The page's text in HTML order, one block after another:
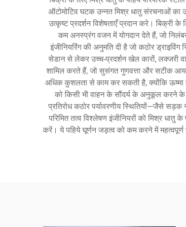
ऑटोमोटिव घटक उन्नत मिश्र धातु संरचनाओं का
उत्कृष्ट प्रदर्शन विशेषताएँ प्रदान करे। बिक्री
कम अनस्प्रंग वजन में योगदान देते हैं, जो
इंजीनियरिंग की अनुमति दी है जो कठोर
सेडान से लेकर उच्च-प्रदर्शन खेल कारों, लक्जरी
शामिल करते हैं, जो सुसंगत गुणवत्ता और सटीक
अधिक कुशलता से काम कर सकती है, क्योंकि ऊष्मा
को किसी भी वाहन के सौंदर्य के अनुकूल करने के
प्रतिरोध कठोर पर्यावरणीय स्थितियों—जैसे
परिमित तत्व विश्लेषण इंजीनियरों को मिश्र
करें। ये पहिये घूर्णन जड़त्व को कम करने में महत्वपूर्ण